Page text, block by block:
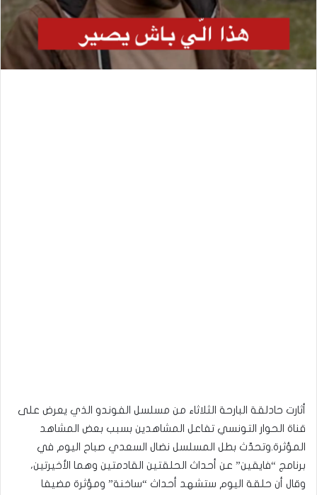
أثارت حادلقة البارحة الثلاثاء من مسلسل الفوندو الذي يعرض على
قناة الحوار التونسي تفاعل المشاهدين بسبب بعض المشاهد
المؤثرة.وتحدّث بطل المسلسل نضال السعدي صباح اليوم في
برنامج “فايقين” عن أحداث الحلقتين القادمتين وهما الأخيرتين،
وقال أن حلقة اليوم ستشهد أحداث “ساخنة” ومؤثرة مضيفا